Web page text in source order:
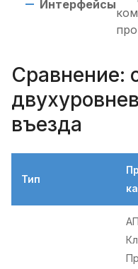
Интерфейсы
Сравнение:
въезда
Тип